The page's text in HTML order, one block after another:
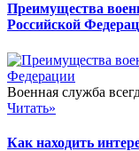
Преимущества
Российской
Военная служба
Читать»
Как находить